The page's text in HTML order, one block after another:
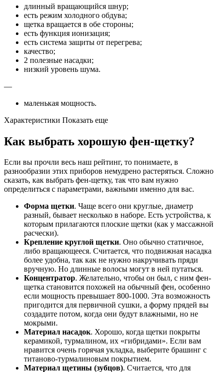
длинный вращающийся шнур;
есть режим холодного обдува;
щетка вращается в обе стороны;
есть функция ионизация;
есть система защиты от перегрева;
качество;
2 полезные насадки;
низкий уровень шума.
—
маленькая мощность.
Характеристики Показать еще
Как выбрать хорошую фен-щетку?
Если вы прочли весь наш рейтинг, то понимаете, в
разнообразии этих приборов немудрено растеряться. Сложно
сказать, как выбрать фен-щетку, так что вам нужно
определиться с параметрами, важными именно для вас.
Форма щетки. Чаще всего они круглые, диаметр
разный, бывает несколько в наборе. Есть устройства, к
которым прилагаются плоские щетки (как у массажной
расчески).
Крепление круглой щетки. Оно обычно статичное,
либо вращающееся. Считается, что подвижная насадка
более удобна, так как не нужно накручивать пряди
вручную. Но длинные волосы могут в ней путаться.
Концентратор. Желательно, чтобы он был, с ним фен-
щетка становится похожей на обычный фен, особенно
если мощность превышает 800-1000. Эта возможность
пригодится для первичной сушки, а форму прядей вы
создадите потом, когда они будут влажными, но не
мокрыми.
Материал насадок. Хорошо, когда щетки покрыты
керамикой, турмалином, их «гибридами». Если вам
нравится очень горячая укладка, выберите брашинг с
титаново-турмалиновым покрытием.
Материал щетины (зубцов). Считается, что для